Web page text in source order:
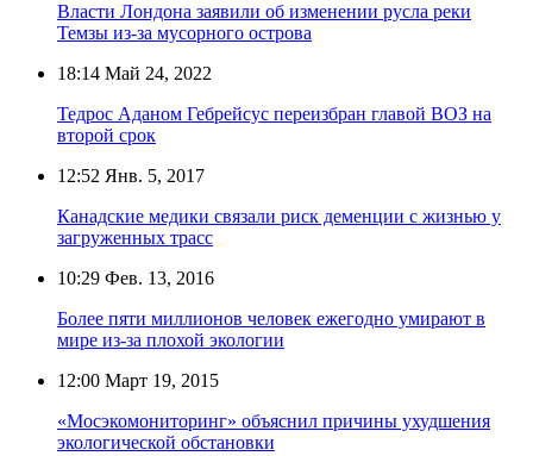
Власти Лондона заявили об изменении русла реки
Темзы из-за мусорного острова
18:14 Май 24, 2022
Тедрос Аданом Гебрейсус переизбран главой ВОЗ на
второй срок
12:52 Янв. 5, 2017
Канадские медики связали риск деменции с жизнью у
загруженных трасс
10:29 Фев. 13, 2016
Более пяти миллионов человек ежегодно умирают в
мире из-за плохой экологии
12:00 Март 19, 2015
«Мосэкомониторинг» объяснил причины ухудшения
экологической обстановки